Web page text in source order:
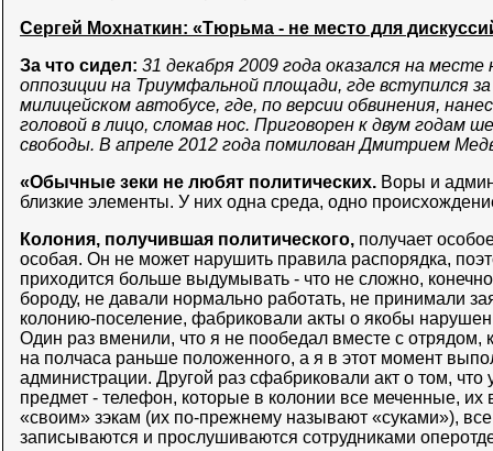
Сергей Мохнаткин: «Тюрьма - не место для
За что сидел: 31 декабря 2009 года оказался на
оппозиции на Триумфальной площади, где вступился
милицейском автобусе, где, по версии обвинения,
головой в лицо, сломав нос. Приговорен к двум годам
свободы. В апреле 2012 года помилован Дмитрием
«Обычные зеки не любят политических. Воры и
близкие элементы. У них одна среда, одно
Колония, получившая политического, получает
особая. Он не может нарушить правила распорядка,
приходится больше выдумывать - что не сложно,
бороду, не давали нормально работать, не принимали
колонию-поселение, фабриковали акты о якобы
Один раз вменили, что я не пообедал вместе с отрядом,
на полчаса раньше положенного, а я в этот момент
администрации. Другой раз сфабриковали акт о том,
предмет - телефон, которые в колонии все меченные, их
«своим» зэкам (их по-прежнему называют «суками»),
записываются и прослушиваются сотрудниками